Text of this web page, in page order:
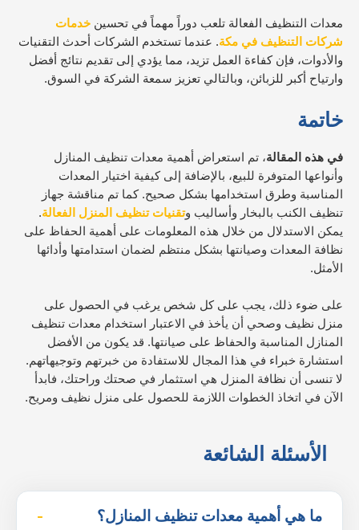
معدات التنظيف الفعالة تلعب دوراً مهماً في تحسين خدمات
شركات التنظيف في مكة. عندما تستخدم الشركات أحدث التقنيات
والأدوات، فإن كفاءة العمل تزيد، مما يؤدي إلى تقديم نتائج أفضل
وارتياح أكبر للزبائن، وبالتالي تعزيز سمعة الشركة في السوق.
خاتمة
في هذه المقالة، تم استعراض أهمية معدات تنظيف المنازل
وأنواعها المتوفرة للبيع، بالإضافة إلى كيفية اختيار المعدات
المناسبة وطرق استخدامها بشكل صحيح. كما تم مناقشة جهاز
تنظيف الكنب بالبخار وأساليب وتقنيات تنظيف المنزل الفعالة.
يمكن الاستدلال من خلال هذه المعلومات على أهمية الحفاظ على
نظافة المعدات وصيانتها بشكل منتظم لضمان استدامتها وأدائها
الأمثل.
على ضوء ذلك، يجب على كل شخص يرغب في الحصول على
منزل نظيف وصحي أن يأخذ في الاعتبار استخدام معدات تنظيف
المنازل المناسبة والحفاظ على صيانتها. قد يكون من الأفضل
استشارة خبراء في هذا المجال للاستفادة من خبرتهم وتوجيهاتهم.
لا تنسى أن نظافة المنزل هي استثمار في صحتك وراحتك، فابدأ
الآن في اتخاذ الخطوات اللازمة للحصول على منزل نظيف ومريح.
الأسئلة الشائعة
ما هي أهمية معدات تنظيف المنازل؟